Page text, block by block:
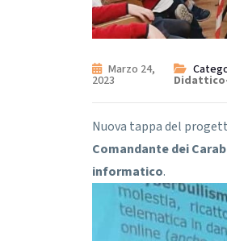
Marzo 24,
2023
Nuova tappa del
Comandante dei
informatico.